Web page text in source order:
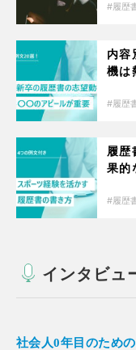
履歴
内容
機は
履歴
履歴
果的
履歴
インタビュ
社会人0年目のため